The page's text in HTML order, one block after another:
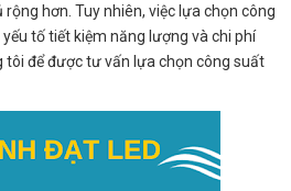
hơn. Tuy nhiên, việc lựa chọn công
tố tiết kiệm năng lượng và chi phí
tôi để được tư vấn lựa chọn công suất